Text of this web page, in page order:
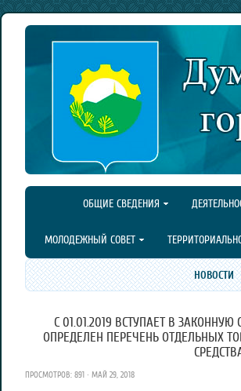
ОБЩИЕ СВЕДЕНИЯ
МОЛОДЕЖНЫЙ СОВЕТ
НОВОСТИ
С 01.01.2019 ВСТУПАЕТ В
ОПРЕДЕЛЕН ПЕРЕЧЕНЬ ОТДЕЛЬНЫХ
ПРОСМОТРОВ: 891 · МАЙ 29, 2018